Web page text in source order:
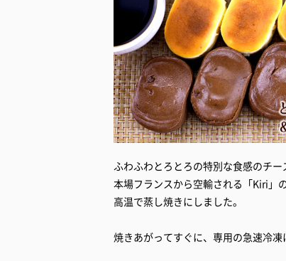
ふわふわとろとろの特別な食感のチー
本場フランスから空輸される「Kiri」
高温で蒸し焼きにしました。
焼きあがってすぐに、専用の急速冷凍